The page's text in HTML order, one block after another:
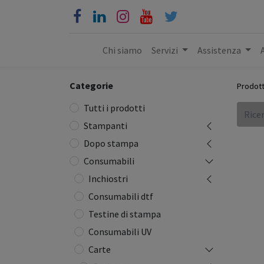
Chi siamo Servizi Assistenza
Categorie
Tutti i prodotti
Stampanti
Dopo stampa
Consumabili
Inchiostri
Consumabili dtf
Testine di stampa
Consumabili UV
Carte